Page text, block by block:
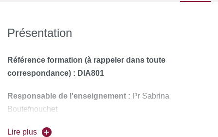
Présentation
Référence formation (à rappeler dans toute
correspondance) : DIA801
Responsable de l'enseignement : Pr Sabrina
Boutefnouchet
Forme de l'enseignement :
Lire plus